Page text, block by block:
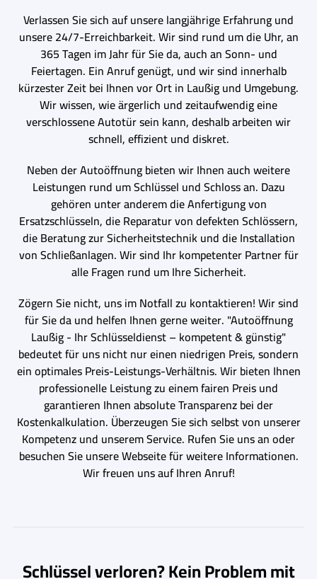
Verlassen Sie sich auf unsere langjährige Erfahrung und
unsere 24/7-Erreichbarkeit. Wir sind rund um die Uhr, an
365 Tagen im Jahr für Sie da, auch an Sonn- und
Feiertagen. Ein Anruf genügt, und wir sind innerhalb
kürzester Zeit bei Ihnen vor Ort in Laußig und Umgebung.
Wir wissen, wie ärgerlich und zeitaufwendig eine
verschlossene Autotür sein kann, deshalb arbeiten wir
schnell, effizient und diskret.
Neben der Autoöffnung bieten wir Ihnen auch weitere
Leistungen rund um Schlüssel und Schloss an. Dazu
gehören unter anderem die Anfertigung von
Ersatzschlüsseln, die Reparatur von defekten Schlössern,
die Beratung zur Sicherheitstechnik und die Installation
von Schließanlagen. Wir sind Ihr kompetenter Partner für
alle Fragen rund um Ihre Sicherheit.
Zögern Sie nicht, uns im Notfall zu kontaktieren! Wir sind
für Sie da und helfen Ihnen gerne weiter. "Autoöffnung
Laußig - Ihr Schlüsseldienst – kompetent & günstig"
bedeutet für uns nicht nur einen niedrigen Preis, sondern
ein optimales Preis-Leistungs-Verhältnis. Wir bieten Ihnen
professionelle Leistung zu einem fairen Preis und
garantieren Ihnen absolute Transparenz bei der
Kostenkalkulation. Überzeugen Sie sich selbst von unserer
Kompetenz und unserem Service. Rufen Sie uns an oder
besuchen Sie unsere Webseite für weitere Informationen.
Wir freuen uns auf Ihren Anruf!
Schlüssel verloren? Kein Problem mit